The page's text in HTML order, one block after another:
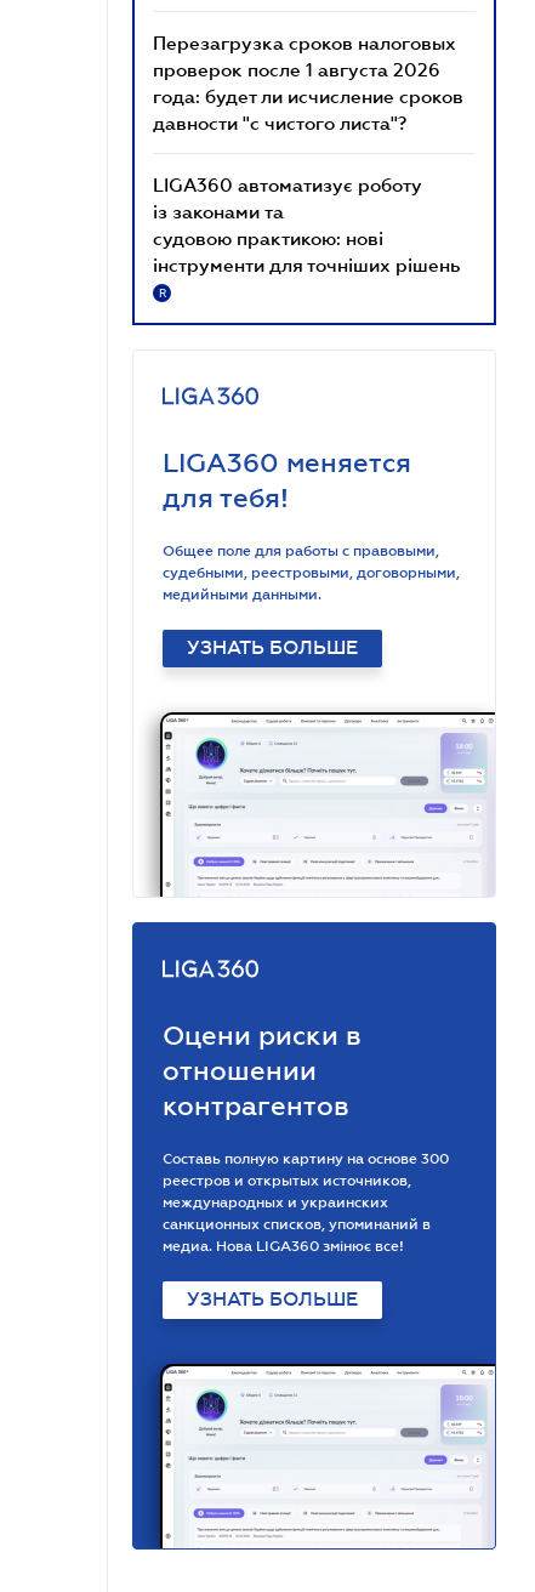
Перезагрузка сроков налоговых
проверок после 1 августа 2026
года: будет ли исчисление сроков
давности "с чистого листа"?
LIGA360 автоматизує роботу
із законами та
судовою практикою: нові
інструменти для точніших рішень
R
LIGA360 меняется
для тебя!
Общее поле для работы с правовыми,
судебными, реестровыми, договорными,
медийными данными.
УЗНАТЬ БОЛЬШЕ
Оцени риски в
отношении
контрагентов
Составь полную картину на основе 300
реестров и открытых источников,
международных и украинских
санкционных списков, упоминаний в
медиа. Нова LIGA360 змінює все!
УЗНАТЬ БОЛЬШЕ